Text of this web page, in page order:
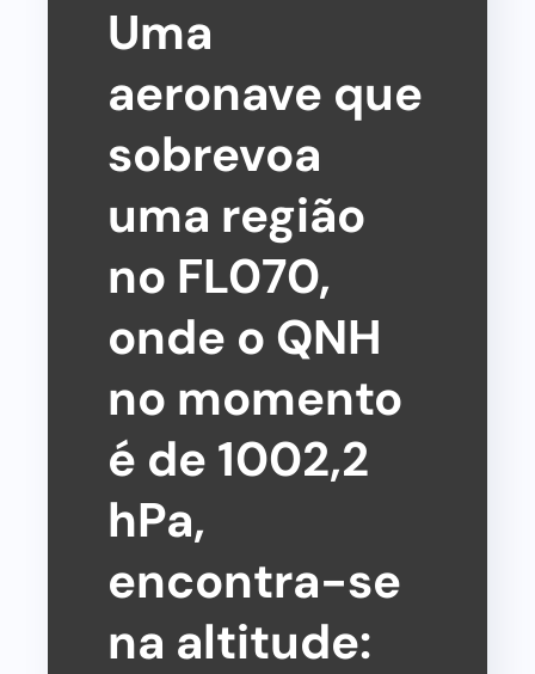
Uma
aeronave que
sobrevoa
uma região
no FL070,
onde o QNH
no momento
é de 1002,2
hPa,
encontra-se
na altitude: